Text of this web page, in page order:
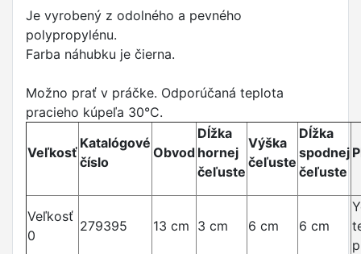
Je vyrobený z odolného a pevného
polypropylénu.
Farba náhubku je čierna.
Možno prať v práčke. Odporúčaná teplota
pracieho kúpeľa 30°C.
Veľkosť
Katalógové
číslo
Obvod
Dĺžka
hornej
čeľuste
Výška
čeľuste
Dĺžka
spodnej
čeľuste
Veľkosť
0
279395 13 cm 3 cm 6 cm 6 cm